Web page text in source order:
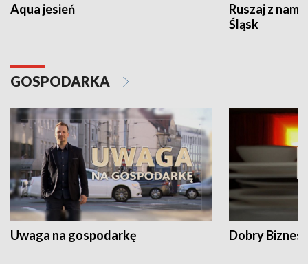
Aqua jesień
Ruszaj z
Śląsk
GOSPODARKA
Uwaga na gospodarkę Dobry Biznes